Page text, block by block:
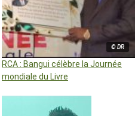
© DR
RCA : Bangui célèbre la Journée
mondiale du Livre